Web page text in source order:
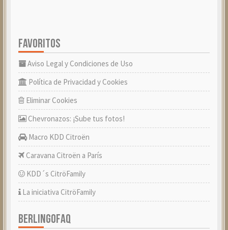
FAVORITOS
Aviso Legal y Condiciones de Uso
Política de Privacidad y Cookies
Eliminar Cookies
Chevronazos: ¡Sube tus fotos!
Macro KDD Citroën
Caravana Citroën a París
KDD´s CitröFamily
La iniciativa CitröFamily
BERLINGOFAQ